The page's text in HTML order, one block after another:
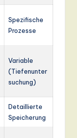
Spezifische
Prozesse
Variable
(Tiefenunter
suchung)
Detaillierte
Speicherung